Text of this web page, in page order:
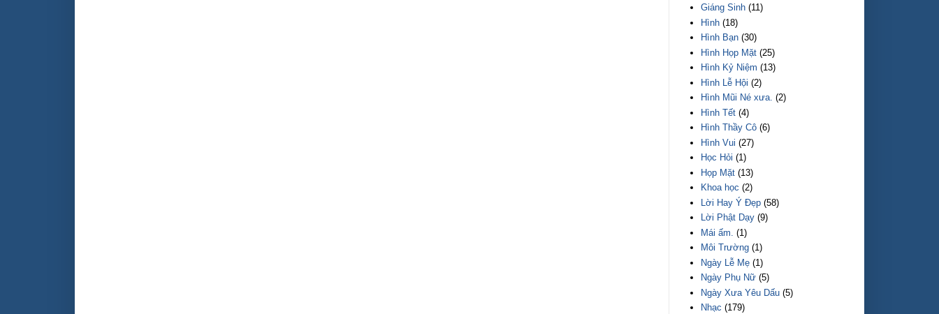
Giáng Sinh (11)
Hình (18)
Hình Bạn (30)
Hình Họp Mặt (25)
Hình Kỷ Niệm (13)
Hình Lễ Hội (2)
Hình Mũi Né xưa. (2)
Hình Tết (4)
Hình Thầy Cô (6)
Hình Vui (27)
Học Hỏi (1)
Họp Mặt (13)
Khoa học (2)
Lời Hay Ý Đẹp (58)
Lời Phật Dạy (9)
Mái ấm.
(1)
Môi Trường (1)
Ngày Lễ Mẹ (1)
Ngày Phụ Nữ (5)
Ngày Xưa Yêu Dấu (5)
Nhạc (179)